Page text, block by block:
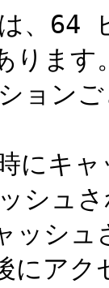
、64
ります
ョン
にキャ
シュ
ッシ
にア